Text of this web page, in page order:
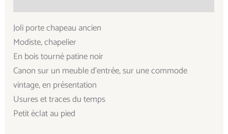
Joli porte chapeau ancien
Modiste, chapelier
En bois tourné patine noir
Canon sur un meuble d’entrée, sur une commode
vintage, en présentation
Usures et traces du temps
Petit éclat au pied